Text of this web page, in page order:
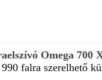
Omega 700
falra szerelhető